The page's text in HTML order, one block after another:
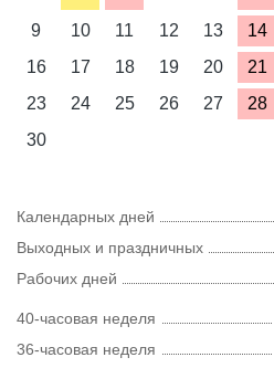
9
10 11 12 13 14
16
17 18 19 20 21
23
24 25 26 27 28
30
Календарных дней
Выходных и праздничных
Рабочих дней
40-часовая неделя
36-часовая неделя